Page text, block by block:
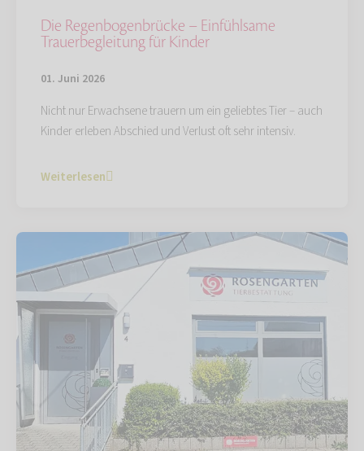
Die Regenbogenbrücke – Einfühlsame
Trauerbegleitung für Kinder
01. Juni 2026
Nicht nur Erwachsene trauern um ein geliebtes Tier – auch
Kinder erleben Abschied und Verlust oft sehr intensiv.
Weiterlesen